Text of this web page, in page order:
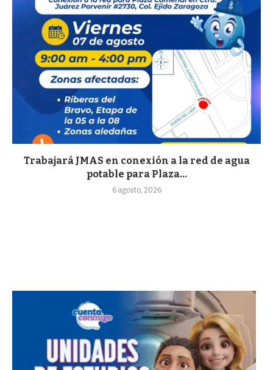
Trabajará JMAS en conexión a la red de agua
potable para Plaza...
6 agosto, 2026